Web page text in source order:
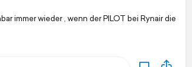
immer wieder , wenn der PILOT bei Rynair die